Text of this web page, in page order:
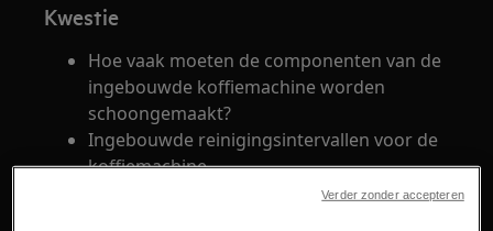
Kwestie
Hoe vaak moeten de componenten van de
ingebouwde koffiemachine worden
schoongemaakt?
Ingebouwde reinigingsintervallen voor de
koffiemachine
Verder zonder accepteren